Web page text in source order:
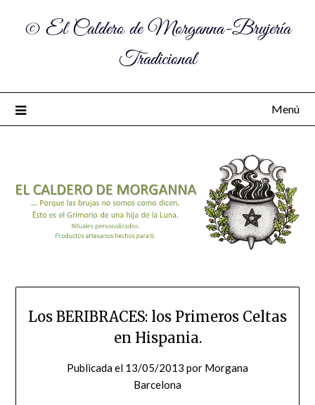
© El Caldero de Morganna-Brujería
Tradicional
Menú
Los BERIBRACES: los Primeros Celtas
en Hispania.
Publicada el 13/05/2013 por Morgana
Barcelona